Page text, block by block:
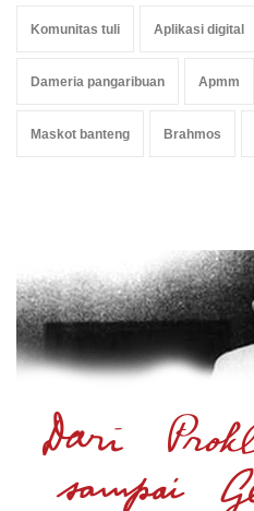
Komunitas tuli Aplikasi digital
Dameria pangaribuan Apmm
Maskot banteng Brahmos